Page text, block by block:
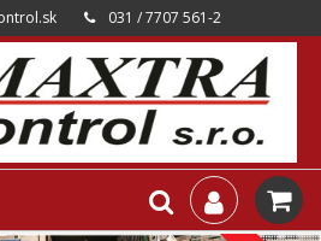
031 / 7707 561-2